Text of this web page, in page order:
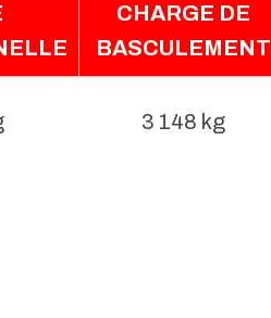
CHARGE DE
BASCULEMENT
3 148 kg